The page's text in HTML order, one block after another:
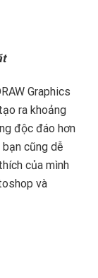
Graphics
ra khoảng
độc đáo hơn
cũng dễ
của mình
và